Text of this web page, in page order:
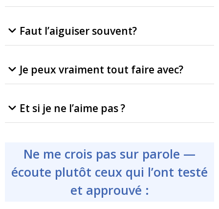
Oui, carrément. Pas besoin d’être un
chef étoilé – tu l’attrapes et tu coupes,
Faut l’aiguiser souvent?
Non. Grâce à sa trempe à froid, il reste
affûté super longtemps – même en
Je peux vraiment tout faire avec?
Oui ! Viande, poisson, légumes, pain,
fromage, fruits… il gère tout sans souci.
Et si je ne l’aime pas ?
changer d’avis. Tu le renvoies, tu es
remboursé à 100 %. Aucun souci,
aucune question.
Ne me crois pas sur parole —
écoute plutôt ceux qui l’ont testé
et approuvé :